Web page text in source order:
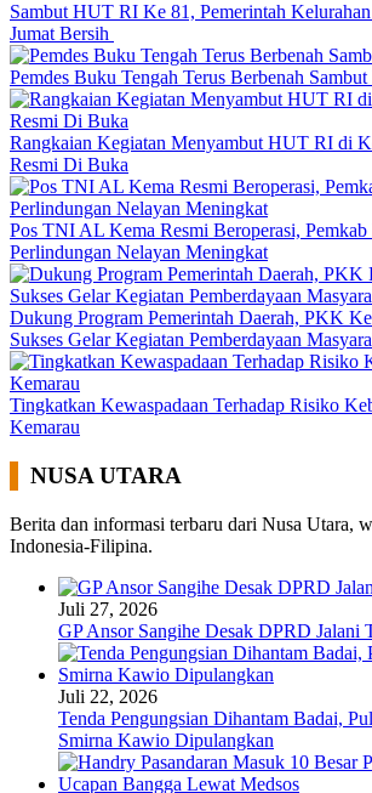
Sambut HUT RI Ke 81, Pemerintah
Jumat Bersih
Pemdes Buku Tengah Terus Berbenah
Rangkaian Kegiatan Menyambut HUT RI di
Resmi Di Buka
Pos TNI AL Kema Resmi Beroperasi,
Perlindungan Nelayan Meningkat
Dukung Program Pemerintah Daerah, PKK
Sukses Gelar Kegiatan Pemberdayaan
Tingkatkan Kewaspadaan Terhadap Risiko
Kemarau
NUSA UTARA
Berita dan informasi terbaru dari Nusa Utara,
Indonesia-Filipina.
Juli 27, 2026
GP Ansor Sangihe Desak DPRD Jalani
Juli 22, 2026
Tenda Pengungsian Dihantam Badai,
Smirna Kawio Dipulangkan